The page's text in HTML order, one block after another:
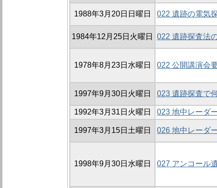
1988年3月20日日曜日 022 遺跡の電気
1984年12月25日火曜日 022 遺跡探査法
1978年8月23日水曜日 022 公開講演会
1997年9月30日火曜日 023 遺跡探査で
1992年3月31日火曜日 023 地中レーダ
1997年3月15日土曜日 026 地中レーダ
1998年9月30日水曜日 027 アンコール